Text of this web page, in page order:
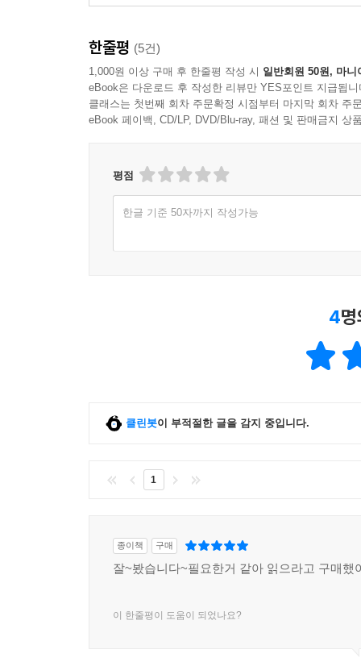
한줄평 (5건)
1,000원 이상 구매 후 한줄평 작성 시 일반회원 50원, 마니
eBook은 다운로드 후 작성한 리뷰만 YES포인트 지급됩니
클래스는 첫번째 회차 주문확정 시점부터 마지막 회차 주
eBook 페이백, CD/LP, DVD/Blu-ray, 패션 및 판매금지 상
평점
한글 기준 50자까지 작성가능
4
클린봇이 부적절한 글을 감지 중입니다.
1
종이책 구매
잘~봤습니다~필요한거 같아 읽으라고 구매했
이 한줄평이 도움이 되었나요?